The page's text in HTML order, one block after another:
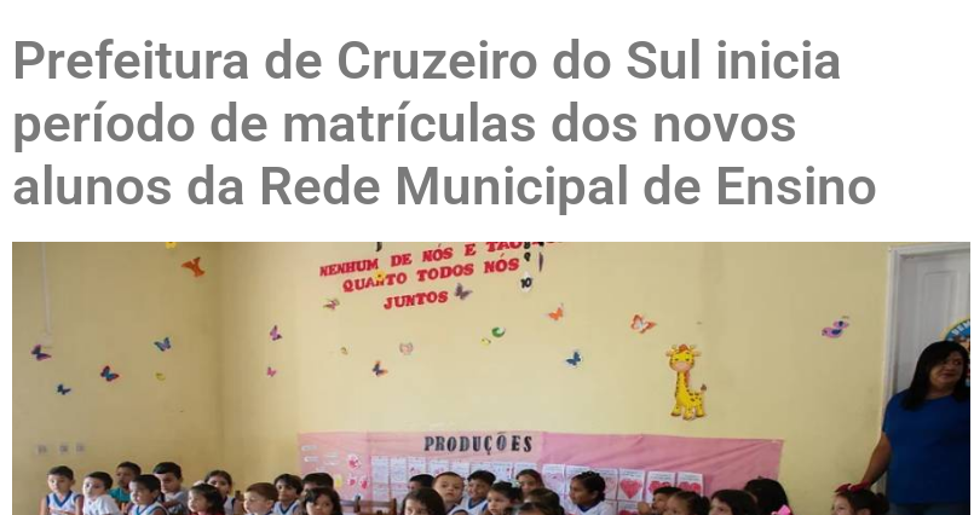
Prefeitura de Cruzeiro do Sul inicia
período de matrículas dos novos
alunos da Rede Municipal de Ensino